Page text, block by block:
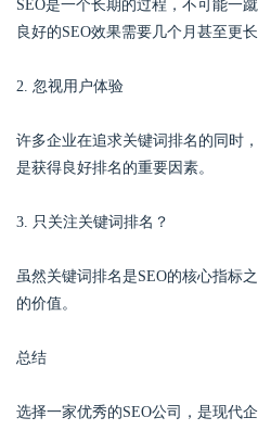
SEO是一个长期的过程，不可能一
良好的SEO效果需要几个月甚至更
2. 忽视用户体验
许多企业在追求关键词排名的同时
是获得良好排名的重要因素。
3. 只关注关键词排名？
虽然关键词排名是SEO的核心指标
的价值。
总结
选择一家优秀的SEO公司，是现代